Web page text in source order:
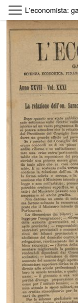
Skip to main content
Byterfly
Follow The
Knowledge
Policy
Search Term
L'economista: